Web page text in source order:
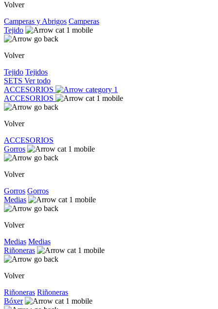
Volver
Camperas y Abrigos Camperas
Tejido
Volver
Tejido Tejidos
SETS Ver todo
ACCESORIOS
ACCESORIOS
Volver
ACCESORIOS
Gorros
Volver
Gorros Gorros
Medias
Volver
Medias Medias
Riñoneras
Volver
Riñoneras Riñoneras
Bóxer